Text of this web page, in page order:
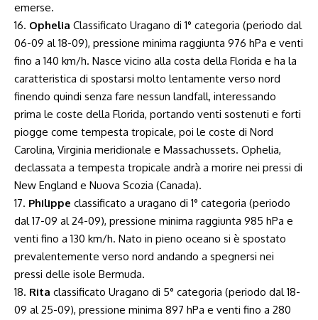
emerse.
16. Ophelia Classificato Uragano di 1° categoria (periodo dal
06-09 al 18-09), pressione minima raggiunta 976 hPa e venti
fino a 140 km/h. Nasce vicino alla costa della Florida e ha la
caratteristica di spostarsi molto lentamente verso nord
finendo quindi senza fare nessun landfall, interessando
prima le coste della Florida, portando venti sostenuti e forti
piogge come tempesta tropicale, poi le coste di Nord
Carolina, Virginia meridionale e Massachussets. Ophelia,
declassata a tempesta tropicale andrà a morire nei pressi di
New England e Nuova Scozia (Canada).
17. Philippe classificato a uragano di 1° categoria (periodo
dal 17-09 al 24-09), pressione minima raggiunta 985 hPa e
venti fino a 130 km/h. Nato in pieno oceano si è spostato
prevalentemente verso nord andando a spegnersi nei
pressi delle isole Bermuda.
18. Rita classificato Uragano di 5° categoria (periodo dal 18-
09 al 25-09), pressione minima 897 hPa e venti fino a 280